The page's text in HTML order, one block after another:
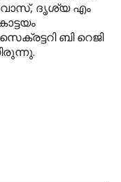
ദൃശ്യ എം
ബി റെജി